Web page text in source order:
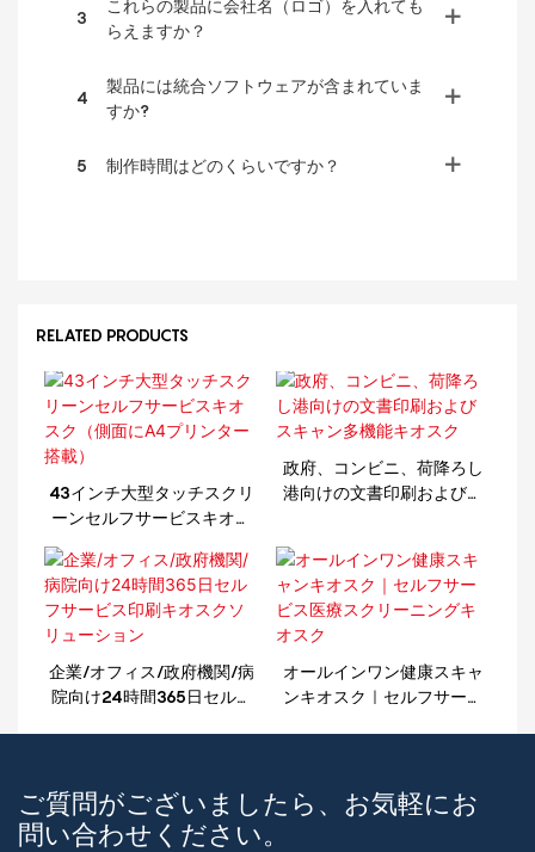
3
これらの製品に会社名（ロゴ）を入れても
らえますか？
4
製品には統合ソフトウェアが含まれていま
すか?
5 制作時間はどのくらいですか？
RELATED PRODUCTS
43インチ大型タッチスクリ
ーンセルフサービスキオス
ク（側面にA4プリンター搭
載）
政府、コンビニ、荷降ろし
港向けの文書印刷およびス
企業/オフィス/政府機関/病
院向け24時間365日セルフ
オールインワン健康スキャ
ンキオスク｜セルフサービ
ご質問がございましたら、お気軽にお
問い合わせください。